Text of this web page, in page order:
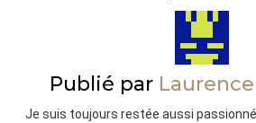
Publié par
Je suis toujours restée aussi